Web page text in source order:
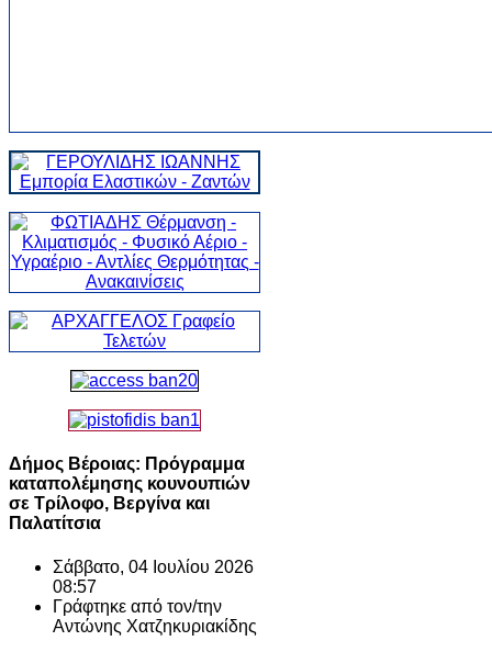
Δήμος Βέροιας: Πρόγραμμα
καταπολέμησης κουνουπιών
σε Τρίλοφο, Βεργίνα και
Παλατίτσια
Σάββατο, 04 Ιουλίου 2026
08:57
Γράφτηκε από τον/την
Αντώνης Χατζηκυριακίδης